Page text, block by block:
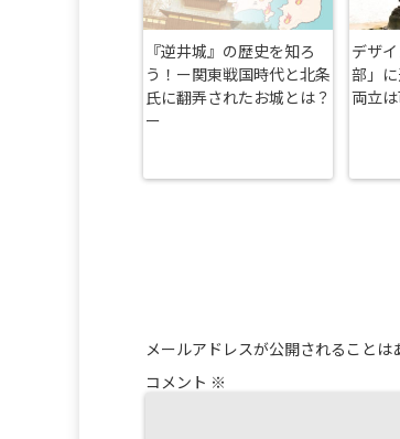
『逆井城』の歴史を知ろ
う！ー関東戦国時代と北条
氏に翻弄されたお城とは？
ー
デザ
部」
両立
メールアドレスが公開されることは
コメント ※